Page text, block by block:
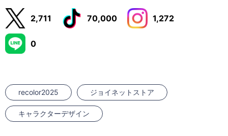
2,711 70,000 1,272
0
recolor2025 ジョイネットストア
キャラクターデザイン